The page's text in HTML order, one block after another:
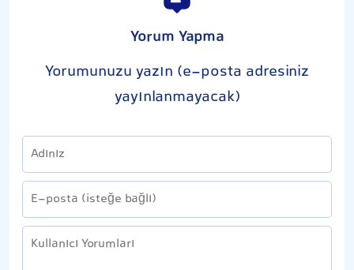
Yorum Yapma
Yorumunuzu yazın (e-posta adresiniz
yayınlanmayacak)